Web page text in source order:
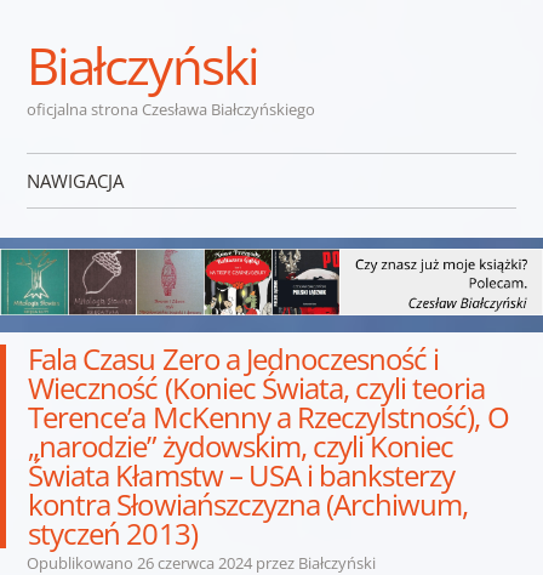
Białczyński
oficjalna strona Czesława Białczyńskiego
NAWIGACJA
Fala Czasu Zero a Jednoczesność i
Wieczność (Koniec Świata, czyli teoria
Terence’a McKenny a RzeczyIstność), O
„narodzie” żydowskim, czyli Koniec
Świata Kłamstw – USA i banksterzy
kontra Słowiańszczyzna (Archiwum,
styczeń 2013)
Opublikowano 26 czerwca 2024przez Białczyński